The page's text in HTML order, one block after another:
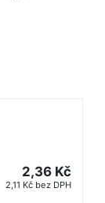
2,36 Kč
2,11 Kč bez DPH